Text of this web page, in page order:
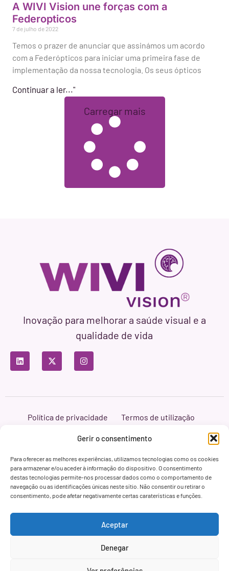
Gerir o consentimento
Para oferecer as melhores experiências, utilizamos tecnologias como os cookies
para armazenar e/ou aceder à informação do dispositivo. O consentimento
destas tecnologias permite-nos processar dados como o comportamento de
navegação ou as identificações únicas neste sítio. Não consentir ou retirar o
consentimento, pode afetar negativamente certas caraterísticas e funções.
Aceptar
Denegar
A WIVI Vision une forças com a
Federopticos
7 de julho de 2022
Temos o prazer de anunciar que assinámos um acordo
com a Federópticos para iniciar uma primeira fase de
implementação da nossa tecnologia. Os seus ópticos
Continuar a ler..."
Carregar mais
Inovação para melhorar a saúde visual e a
qualidade de vida
Política de privacidade
Termos de utilização
Branding & Web ASH Proyectos Creativos